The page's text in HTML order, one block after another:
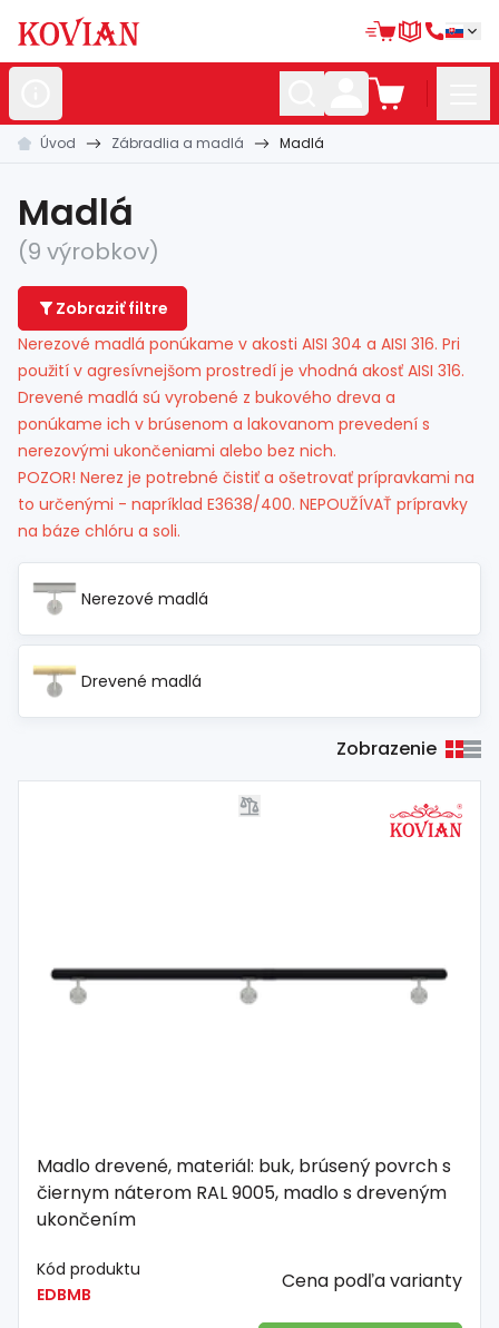
Nerezovépolotovary
polotovary
Kované polotovary
Zábradlia amadlá
Bránovésystémy
Automatizácia
Dom, dielňa,záhrada
Hutnícky materiál
Spojovacímateriál
Úvod Zábradlia a madlá Madlá
Madlá
(9 výrobkov)
Zobraziť filtre
Nerezové madlá ponúkame v akosti AISI 304 a AISI 316. Pri
použití v agresívnejšom prostredí je vhodná akosť AISI 316.
Drevené madlá sú vyrobené z bukového dreva a
ponúkame ich v brúsenom a lakovanom prevedení s
nerezovými ukončeniami alebo bez nich.
POZOR! Nerez je potrebné čistiť a ošetrovať prípravkami na
to určenými - napríklad E3638/400. NEPOUŽÍVAŤ prípravky
na báze chlóru a soli.
Nerezové madlá
Drevené madlá
Zobrazenie
Madlo drevené, materiál: buk, brúsený povrch s
čiernym náterom RAL 9005, madlo s dreveným
ukončením
Kód produktu
EDBMB
Cena podľa varianty